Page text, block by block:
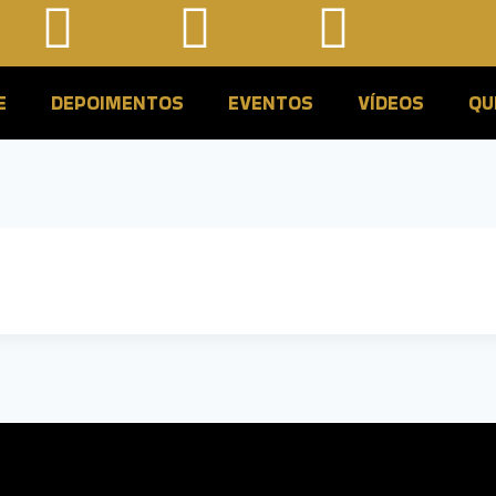
DEPOIMENTOS EVENTOS VÍDEOS